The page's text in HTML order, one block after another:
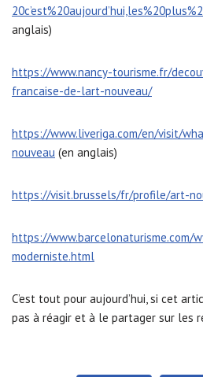
anglais)
https://www.nancy-tourisme.fr/
francaise-de-lart-nouveau/
https://www.liveriga.com/en/visit/
nouveau (en anglais)
https://visit.brussels/fr/profile/art-
https://www.barcelonaturisme.com/
moderniste.html
C’est tout pour aujourd’hui, si cet
pas à réagir et à le partager sur les